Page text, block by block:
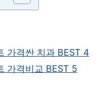
가격싼 치과 BEST 4
가격비교 BEST 5